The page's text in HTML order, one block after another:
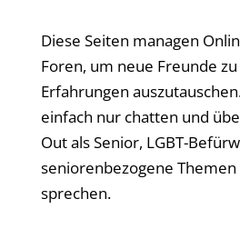
Diese Seiten managen
Foren, um neue Freunde
Erfahrungen
einfach nur chatten und
Out als Senior, LGBT-
seniorenbezogene
sprechen.